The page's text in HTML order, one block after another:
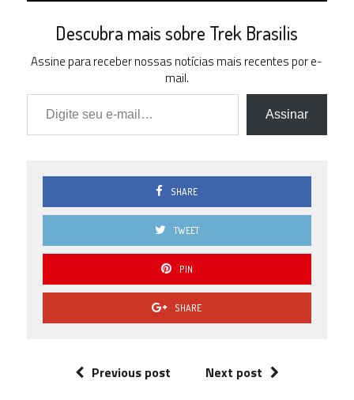
Descubra mais sobre Trek Brasilis
Assine para receber nossas notícias mais recentes por e-
mail.
Digite seu e-mail…
Assinar
SHARE
TWEET
PIN
SHARE
Previous post Next post